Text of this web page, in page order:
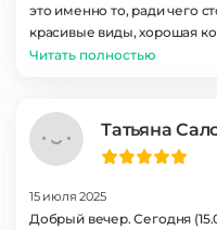
это именно то, ради чего
красивые виды, хорошая
сытным, гид учёл
Читать полностью
Татьяна
15 июля 2025
Добрый вечер. Сегодня